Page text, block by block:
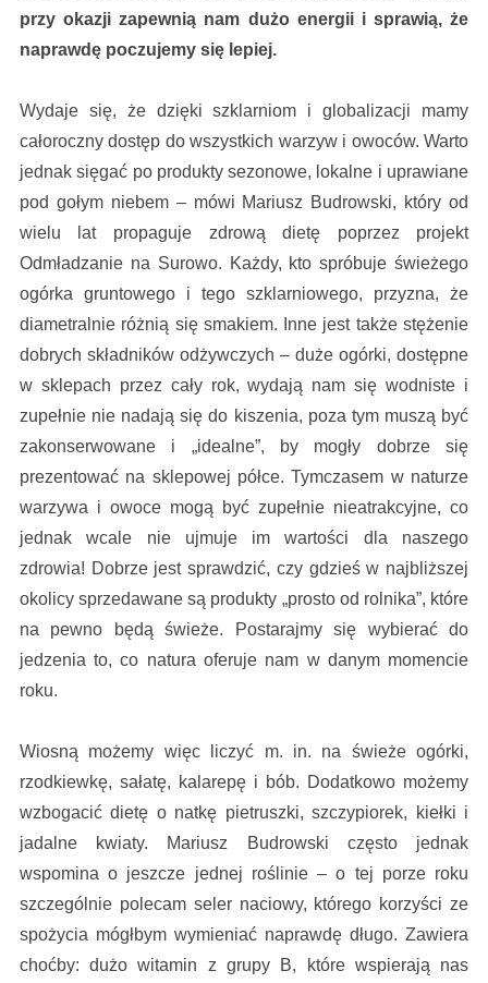
przy okazji zapewnią nam dużo energii i sprawią, że
naprawdę poczujemy się lepiej.
Wydaje się, że dzięki szklarniom i globalizacji mamy
całoroczny dostęp do wszystkich warzyw i owoców. Warto
jednak sięgać po produkty sezonowe, lokalne i uprawiane
pod gołym niebem – mówi Mariusz Budrowski, który od
wielu lat propaguje zdrową dietę poprzez projekt
Odmładzanie na Surowo. Każdy, kto spróbuje świeżego
ogórka gruntowego i tego szklarniowego, przyzna, że
diametralnie różnią się smakiem. Inne jest także stężenie
dobrych składników odżywczych – duże ogórki, dostępne
w sklepach przez cały rok, wydają nam się wodniste i
zupełnie nie nadają się do kiszenia, poza tym muszą być
zakonserwowane i „idealne”, by mogły dobrze się
prezentować na sklepowej półce. Tymczasem w naturze
warzywa i owoce mogą być zupełnie nieatrakcyjne, co
jednak wcale nie ujmuje im wartości dla naszego
zdrowia! Dobrze jest sprawdzić, czy gdzieś w najbliższej
okolicy sprzedawane są produkty „prosto od rolnika”, które
na pewno będą świeże. Postarajmy się wybierać do
jedzenia to, co natura oferuje nam w danym momencie
roku.
Wiosną możemy więc liczyć m. in. na świeże ogórki,
rzodkiewkę, sałatę, kalarepę i bób. Dodatkowo możemy
wzbogacić dietę o natkę pietruszki, szczypiorek, kiełki i
jadalne kwiaty. Mariusz Budrowski często jednak
wspomina o jeszcze jednej roślinie – o tej porze roku
szczególnie polecam seler naciowy, którego korzyści ze
spożycia mógłbym wymieniać naprawdę długo. Zawiera
choćby: dużo witamin z grupy B, które wspierają nas